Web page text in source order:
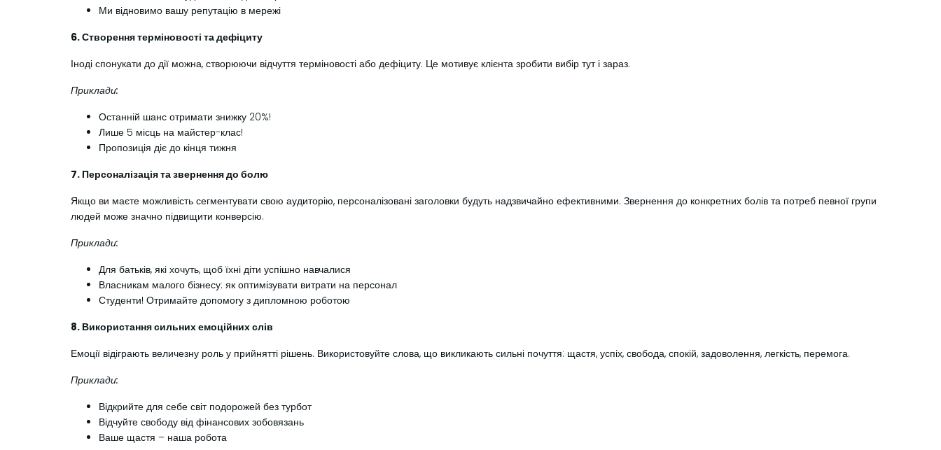
Ми відновимо вашу репутацію в мережі
6. Створення терміновості та дефіциту
Іноді спонукати до дії можна, створюючи відчуття терміновості або дефіциту. Це мотивує клієнта зробити вибір тут і зараз.
Приклади:
Останній шанс отримати знижку 20%!
Лише 5 місць на майстер-клас!
Пропозиція діє до кінця тижня
7. Персоналізація та звернення до болю
Якщо ви маєте можливість сегментувати свою аудиторію, персоналізовані заголовки будуть надзвичайно ефективними. Звернення до конкретних болів та потреб певної групи
людей може значно підвищити конверсію.
Приклади:
Для батьків, які хочуть, щоб їхні діти успішно навчалися
Власникам малого бізнесу: як оптимізувати витрати на персонал
Студенти! Отримайте допомогу з дипломною роботою
8. Використання сильних емоційних слів
Емоції відіграють величезну роль у прийнятті рішень. Використовуйте слова, що викликають сильні почуття: щастя, успіх, свобода, спокій, задоволення, легкість, перемога.
Приклади:
Відкрийте для себе світ подорожей без турбот
Відчуйте свободу від фінансових зобовязань
Ваше щастя – наша робота